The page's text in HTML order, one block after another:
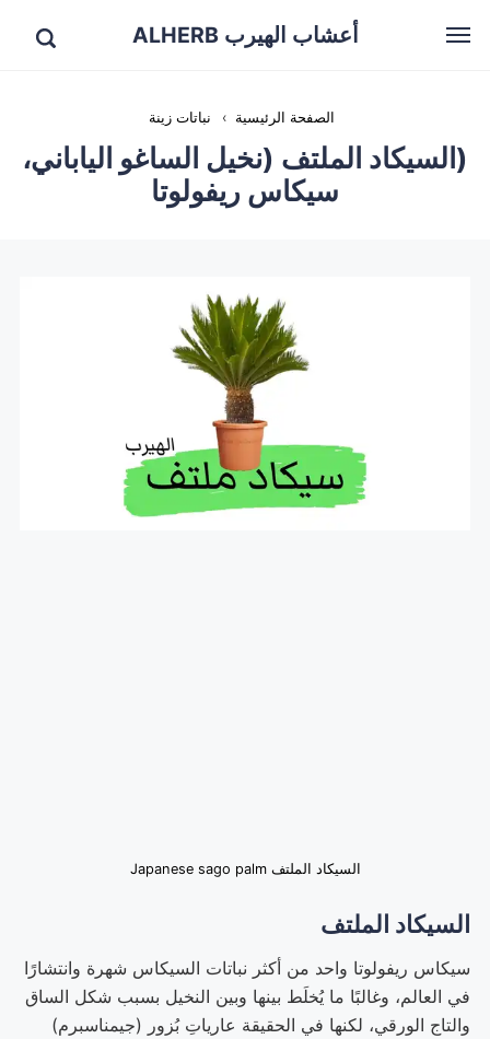
أعشاب الهيرب ALHERB
الصفحة الرئيسية › نباتات زينة
(السيكاد الملتف (نخيل الساغو الياباني،
سيكاس ريفولوتا
السيكاد الملتف Japanese sago palm
السيكاد الملتف
سيكاس ريفولوتا واحد من أكثر نباتات السيكاس شهرة وانتشارًا
في العالم، وغالبًا ما يُخلَط بينها وبين النخيل بسبب شكل الساق
والتاج الورقي، لكنها في الحقيقة عارياتِ بُزور (جيمناسبرم)